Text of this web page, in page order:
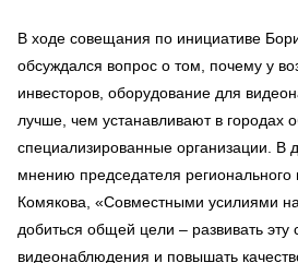
В ходе совещания по инициативе
обсуждался вопрос о том, почему у
инвесторов, оборудование для
лучше, чем устанавливают в городах
специализированные организации. В
мнению председателя регионального
Комякова, «Совместными усилиями
добиться общей цели – развивать эту
видеонаблюдения и повышать